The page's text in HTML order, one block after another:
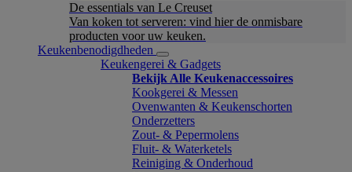
De essentials van Le Creuset
Van koken tot serveren: vind hier de onmisbare
producten voor uw keuken.
Keukenbenodigdheden
Keukengerei & Gadgets
Bekijk Alle Keukenaccessoires
Kookgerei & Messen
Ovenwanten & Keukenschorten
Onderzetters
Zout- & Pepermolens
Fluit- & Waterketels
Reiniging & Onderhoud